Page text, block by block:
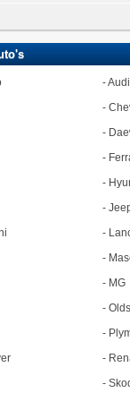
-Audi
-
-
-
-
-
-
-
- MG
-
-
-
-